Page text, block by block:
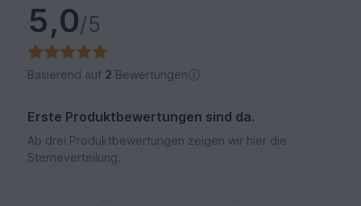
5,0/5
Basierend auf 2 Bewertungen
Erste Produktbewertungen sind da.
Ab drei Produktbewertungen zeigen wir hier die
Sterneverteilung.